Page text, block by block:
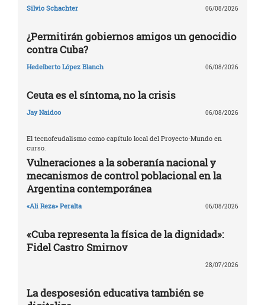
Silvio Schachter 06/08/2026
¿Permitirán gobiernos amigos un genocidio
contra Cuba?
Hedelberto López Blanch 06/08/2026
Ceuta es el síntoma, no la crisis
Jay Naidoo 06/08/2026
El tecnofeudalismo como capítulo local del Proyecto-Mundo en
curso.
Vulneraciones a la soberanía nacional y
mecanismos de control poblacional en la
Argentina contemporánea
«Ali Reza» Peralta 06/08/2026
«Cuba representa la física de la dignidad»:
Fidel Castro Smirnov
28/07/2026
La desposesión educativa también se